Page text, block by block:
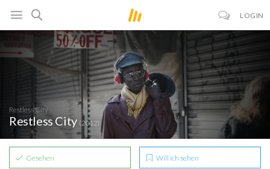
LOGIN
Restless City
Restless City(2012)
Gesehen Will ich sehen